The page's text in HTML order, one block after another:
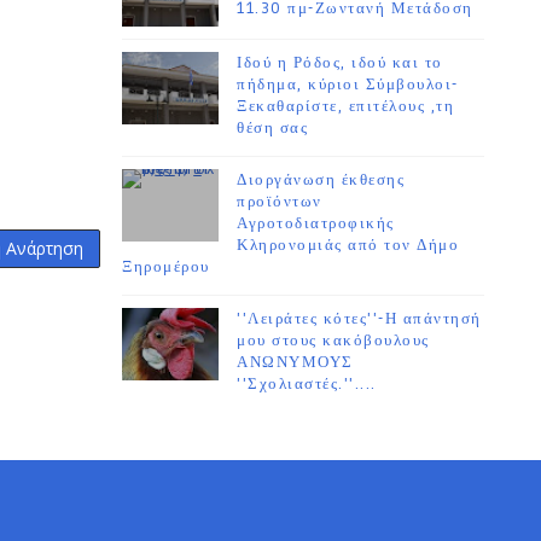
Ανάρτηση
11.30 πμ-Ζωντανή Μετάδοση
Ιδού η Ρόδος, ιδού και το
πήδημα, κύριοι Σύμβουλοι-
Ξεκαθαρίστε, επιτέλους ,τη
θέση σας
Διοργάνωση έκθεσης
προϊόντων
Αγροτοδιατροφικής
Κληρονομιάς από τον Δήμο
Ξηρομέρου
''Λειράτες κότες''-Η απάντησή
μου στους κακόβουλους
ΑΝΩΝΥΜΟΥΣ
''Σχολιαστές.''....